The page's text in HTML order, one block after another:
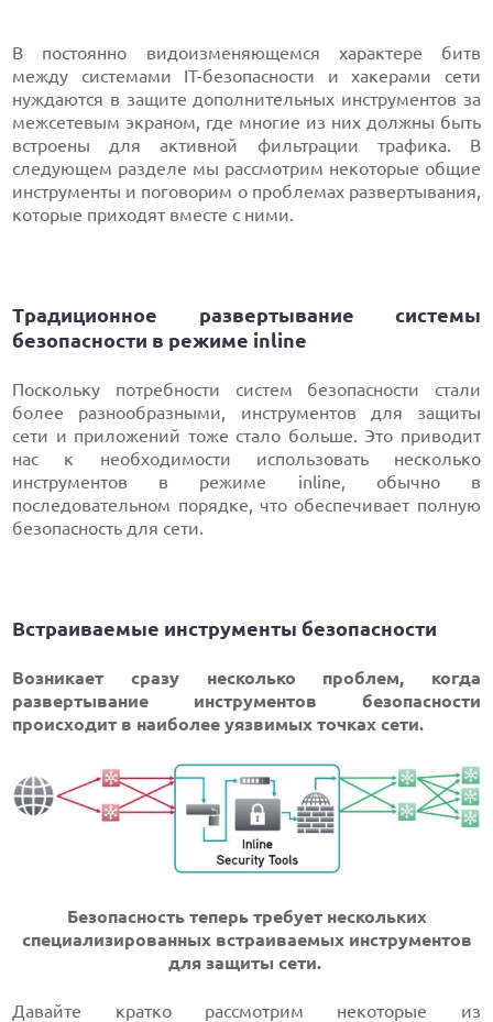
В постоянно видоизменяющемся характере битв
между системами IT-безопасности и хакерами сети
нуждаются в защите дополнительных инструментов за
межсетевым экраном, где многие из них должны быть
встроены для активной фильтрации трафика. В
следующем разделе мы рассмотрим некоторые общие
инструменты и поговорим о проблемах развертывания,
которые приходят вместе с ними.
Традиционное развертывание системы
безопасности в режиме inline
Поскольку потребности систем безопасности стали
более разнообразными, инструментов для защиты
сети и приложений тоже стало больше. Это приводит
нас к необходимости использовать несколько
инструментов в режиме inline, обычно в
последовательном порядке, что обеспечивает полную
безопасность для сети.
Встраиваемые инструменты безопасности
Возникает сразу несколько проблем, когда
развертывание инструментов безопасности
происходит в наиболее уязвимых точках сети.
Безопасность теперь требует нескольких
специализированных встраиваемых инструментов
для защиты сети.
Давайте кратко рассмотрим некоторые из